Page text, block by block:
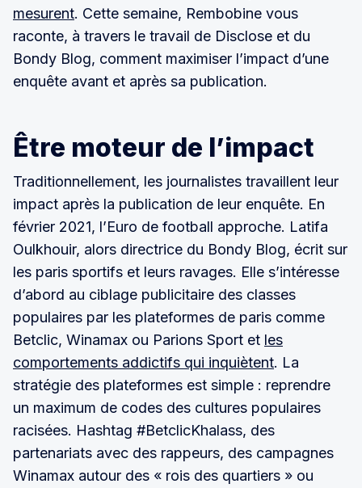
mesurent. Cette semaine, Rembobine vous
raconte, à travers le travail de Disclose et du
Bondy Blog, comment maximiser l’impact d’une
enquête avant et après sa publication.
Être moteur de l’impact
Traditionnellement, les journalistes travaillent leur
impact après la publication de leur enquête. En
février 2021, l’Euro de football approche. Latifa
Oulkhouir, alors directrice du Bondy Blog, écrit sur
les paris sportifs et leurs ravages. Elle s’intéresse
d’abord au ciblage publicitaire des classes
populaires par les plateformes de paris comme
Betclic, Winamax ou Parions Sport et les
comportements addictifs qui inquiètent. La
stratégie des plateformes est simple : reprendre
un maximum de codes des cultures populaires
racisées. Hashtag #BetclicKhalass, des
partenariats avec des rappeurs, des campagnes
Winamax autour des « rois des quartiers » ou